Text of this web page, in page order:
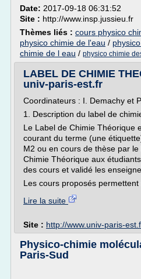
Date: 2017-09-18 06:31:52
Site : http://www.insp.jussieu.fr
Thèmes liés : cours physico
physico chimie de l'eau /
chimie de l eau / physico chimie
LABEL DE CHIMIE
univ-paris-est.fr
Coordinateurs : I. Demachy et
1. Description du label de
Le Label de Chimie Théorique
courant du terme (une
M2 ou en cours de thèse par
Chimie Théorique aux
des cours et validé les
Les cours proposés permettent
Lire la suite
Site : http://www.univ-paris-
Physico-chimie
Paris-Sud